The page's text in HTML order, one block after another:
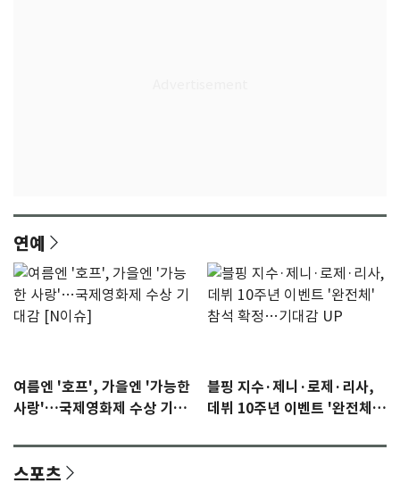
연예
여름엔 '호프', 가을엔 '가능한
사랑'…국제영화제 수상 기대
블핑 지수·제니·로제·리사,
데뷔 10주년 이벤트 '완전체'
스포츠